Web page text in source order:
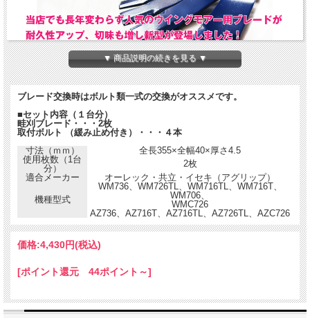
▼ 商品説明の続きを見る ▼
ブレード交換時はボルト類一式の交換がオススメです。
■セット内容（１台分）
畦刈ブレード・・・2枚
取付ボルト （緩み止め付き）・・・４本
寸法（ｍｍ）
全長355×全幅40×厚さ4.5
使用枚数（1台
分）
2枚
適合メーカー
オーレック・共立・イセキ（アグリップ）
機種型式
WM736、WM726TL、WM716TL、WM716T、
WM706、
WMC726
AZ736、AZ716T、AZ716TL、AZ726TL、AZC726
価格:4,430円(税込)
[ポイント還元 44ポイント～]